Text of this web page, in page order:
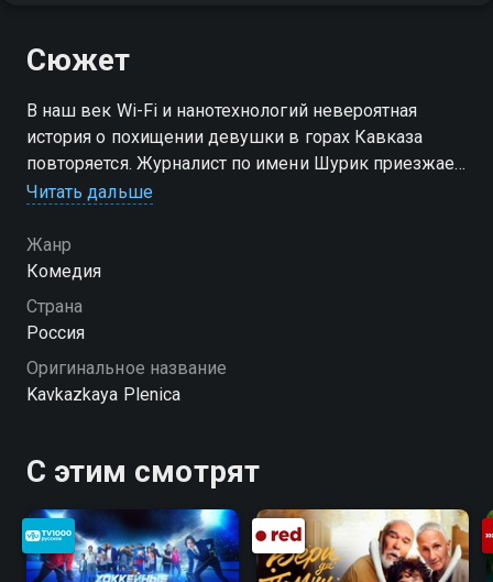
Сюжет
В наш век Wi-Fi и нанотехнологий невероятная
история о похищении девушки в горах Кавказа
повторяется. Журналист по имени Шурик приезжает
туда за репортажем о местных обычаях и попадает
Читать дальше
Жанр
Комедия
Страна
Россия
Оригинальное название
Kavkazkaya Plenica
С этим смотрят